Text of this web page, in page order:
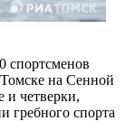
спортсменов
на Сенной
и четверки,
гребного спорта